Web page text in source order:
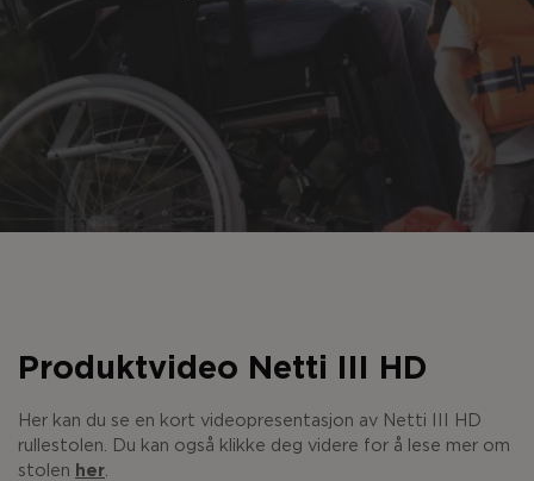
Produktvideo Netti III HD
Her kan du se en kort videopresentasjon av Netti III HD
rullestolen. Du kan også klikke deg videre for å lese mer om
stolen
her